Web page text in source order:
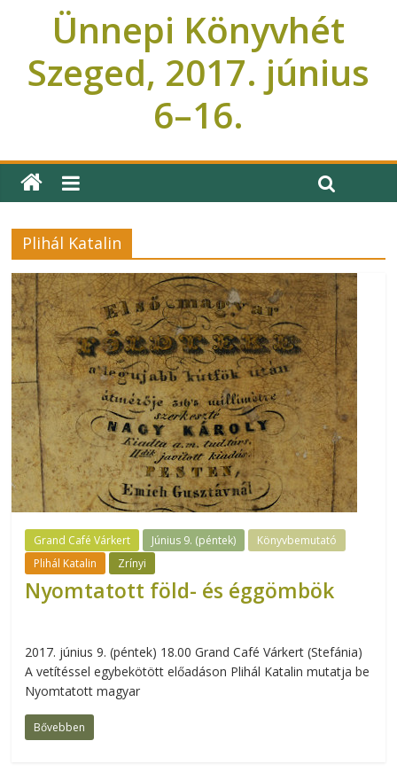
Ünnepi Könyvhét
Szeged, 2017. június
6–16.
Plihál Katalin
Grand Café Várkert Június 9. (péntek)
Könyvbemutató
Plihál Katalin
Zrínyi
Nyomtatott föld- és éggömbök
2017. június 9. (péntek) 18.00 Grand Café Várkert (Stefánia)
A vetítéssel egybekötött előadáson Plihál Katalin mutatja be
Nyomtatott magyar
Bővebben